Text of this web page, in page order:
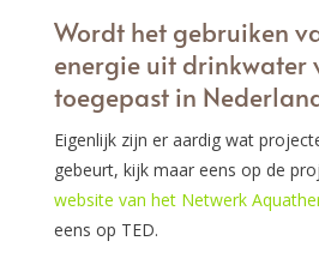
Wordt het gebruiken
energie uit drinkwater
toegepast in
Eigenlijk zijn er aardig wat
gebeurt, kijk maar eens op de
website van het Netwerk
eens op TED.